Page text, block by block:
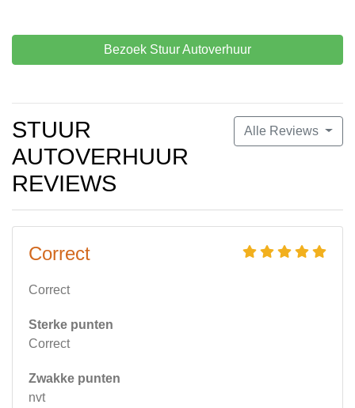
Bezoek Stuur Autoverhuur
Alle Reviews
STUUR
AUTOVERHUUR
REVIEWS
Correct
Correct
Sterke punten
Correct
Zwakke punten
nvt